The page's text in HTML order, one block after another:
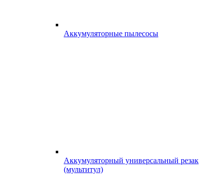
Аккумуляторные пылесосы
Аккумуляторный универсальный резак
(мультитул)